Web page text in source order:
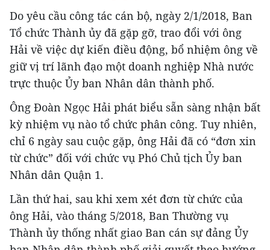
Do yêu cầu công tác cán bộ, ngày 2/1/2018, Ban
Tổ chức Thành ủy đã gặp gỡ, trao đổi với ông
Hải về việc dự kiến điều động, bổ nhiệm ông về
giữ vị trí lãnh đạo một doanh nghiệp Nhà nước
trực thuộc Ủy ban Nhân dân thành phố.
Ông Đoàn Ngọc Hải phát biểu sẵn sàng nhận bất
kỳ nhiệm vụ nào tổ chức phân công. Tuy nhiên,
chỉ 6 ngày sau cuộc gặp, ông Hải đã có “đơn xin
từ chức” đối với chức vụ Phó Chủ tịch Ủy ban
Nhân dân Quận 1.
Lần thứ hai, sau khi xem xét đơn từ chức của
ông Hải, vào tháng 5/2018, Ban Thường vụ
Thành ủy thống nhất giao Ban cán sự đảng Ủy